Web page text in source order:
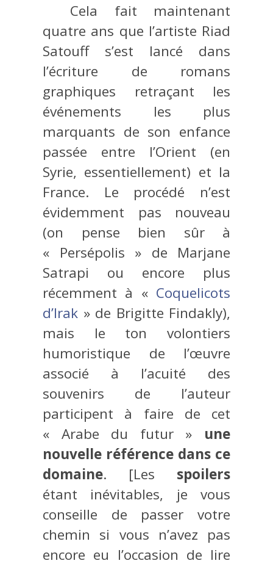
Cela fait maintenant
quatre ans que l’artiste Riad
Satouff s’est lancé dans
l’écriture de romans
graphiques retraçant les
événements les plus
marquants de son enfance
passée entre l’Orient (en
Syrie, essentiellement) et la
France. Le procédé n’est
évidemment pas nouveau
(on pense bien sûr à
« Persépolis » de Marjane
Satrapi ou encore plus
récemment à « Coquelicots
d’Irak » de Brigitte Findakly),
mais le ton volontiers
humoristique de l’œuvre
associé à l’acuité des
souvenirs de l’auteur
participent à faire de cet
« Arabe du futur » une
nouvelle référence dans ce
domaine. [Les spoilers
étant inévitables, je vous
conseille de passer votre
chemin si vous n’avez pas
encore eu l’occasion de lire